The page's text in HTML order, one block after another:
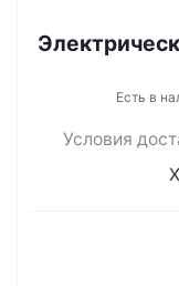
Есть в
Условия